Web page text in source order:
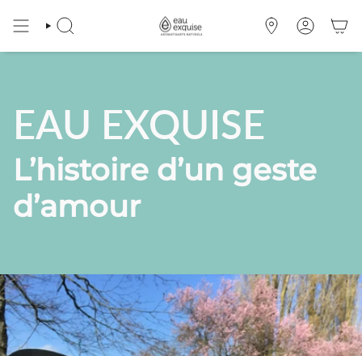
contenu
de
RECHERCHE
OÙ
TROUVER
COMPTE
EAU EXQUISE
L’histoire d’un geste
d’amour